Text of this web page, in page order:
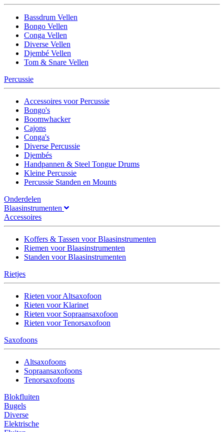
Bassdrum Vellen
Bongo Vellen
Conga Vellen
Diverse Vellen
Djembé Vellen
Tom & Snare Vellen
Percussie
Accessoires voor Percussie
Bongo's
Boomwhacker
Cajons
Conga's
Diverse Percussie
Djembés
Handpannen & Steel Tongue Drums
Kleine Percussie
Percussie Standen en Mounts
Onderdelen
Blaasinstrumenten
Accessoires
Koffers & Tassen voor Blaasinstrumenten
Riemen voor Blaasinstrumenten
Standen voor Blaasinstrumenten
Rietjes
Rieten voor Altsaxofoon
Rieten voor Klarinet
Rieten voor Sopraansaxofoon
Rieten voor Tenorsaxofoon
Saxofoons
Altsaxofoons
Sopraansaxofoons
Tenorsaxofoons
Blokfluiten
Bugels
Diverse
Elektrische